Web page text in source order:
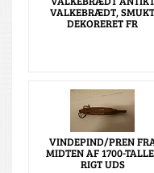
VALKEBRÆDT, SMUKT
DEKORERET FR
VINDEPIND/PREN
MIDTEN AF 1700-
RIGT UDS